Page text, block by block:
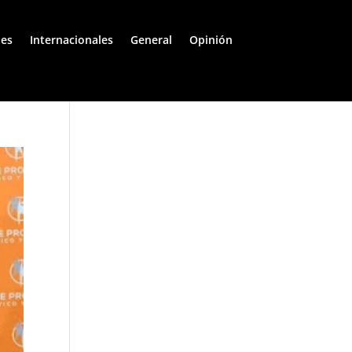
Internacionales General Opinión